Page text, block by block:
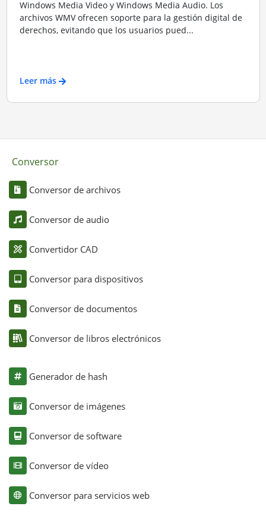
Windows Media Video y Windows Media Audio. Los
archivos WMV ofrecen soporte para la gestión digital de
derechos, evitando que los usuarios pued...
Leer más
Conversor
Conversor de archivos
Conversor de audio
Convertidor CAD
Conversor para dispositivos
Conversor de documentos
Conversor de libros electrónicos
Generador de hash
Conversor de imágenes
Conversor de software
Conversor de vídeo
Conversor para servicios web